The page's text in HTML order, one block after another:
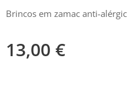
Brincos em zamac anti-
13,00 €